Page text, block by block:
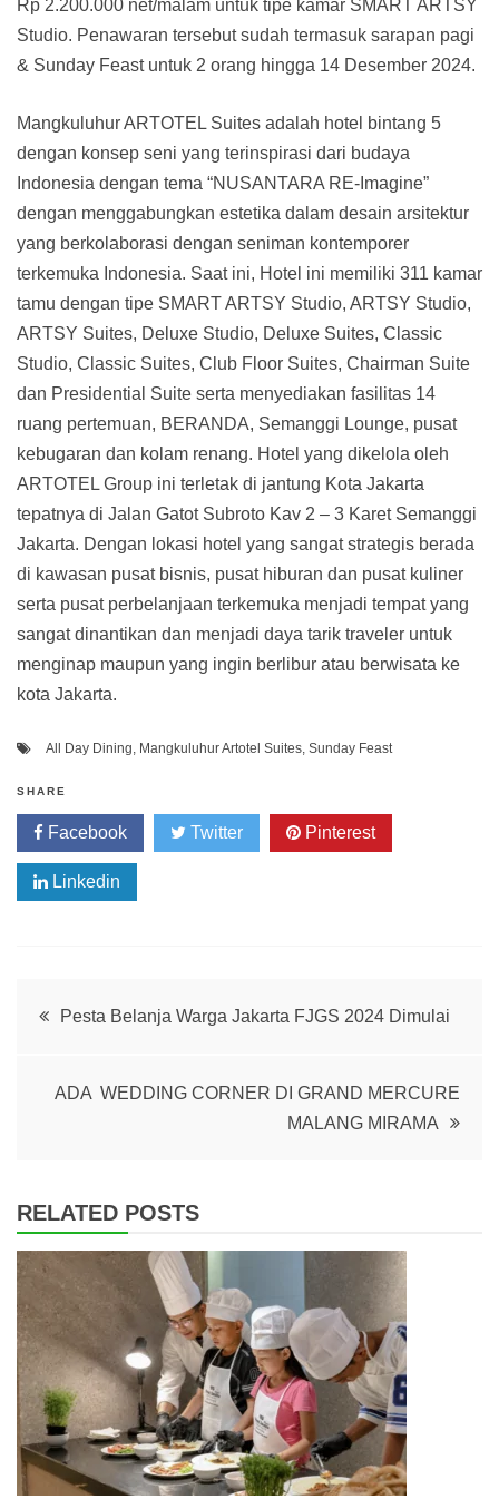
Rp 2.200.000 net/malam untuk tipe kamar SMART ARTSY
Studio. Penawaran tersebut sudah termasuk sarapan pagi
& Sunday Feast untuk 2 orang hingga 14 Desember 2024.
Mangkuluhur ARTOTEL Suites adalah hotel bintang 5
dengan konsep seni yang terinspirasi dari budaya
Indonesia dengan tema “NUSANTARA RE-Imagine”
dengan menggabungkan estetika dalam desain arsitektur
yang berkolaborasi dengan seniman kontemporer
terkemuka Indonesia. Saat ini, Hotel ini memiliki 311 kamar
tamu dengan tipe SMART ARTSY Studio, ARTSY Studio,
ARTSY Suites, Deluxe Studio, Deluxe Suites, Classic
Studio, Classic Suites, Club Floor Suites, Chairman Suite
dan Presidential Suite serta menyediakan fasilitas 14
ruang pertemuan, BERANDA, Semanggi Lounge, pusat
kebugaran dan kolam renang. Hotel yang dikelola oleh
ARTOTEL Group ini terletak di jantung Kota Jakarta
tepatnya di Jalan Gatot Subroto Kav 2 – 3 Karet Semanggi
Jakarta. Dengan lokasi hotel yang sangat strategis berada
di kawasan pusat bisnis, pusat hiburan dan pusat kuliner
serta pusat perbelanjaan terkemuka menjadi tempat yang
sangat dinantikan dan menjadi daya tarik traveler untuk
menginap maupun yang ingin berlibur atau berwisata ke
kota Jakarta.
All Day Dining, Mangkuluhur Artotel Suites, Sunday Feast
SHARE
Facebook Twitter Pinterest
Linkedin
PostPesta Belanja Warga Jakarta FJGS 2024 Dimulai
ADA WEDDING CORNER DI GRAND MERCURE
MALANG MIRAMA
RELATED POSTS